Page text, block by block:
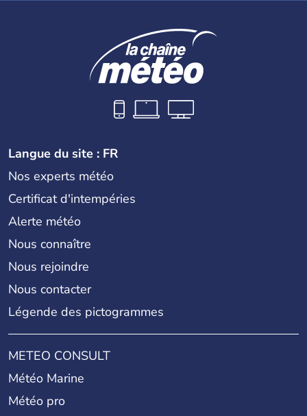
Langue du site : FR
Nos experts météo
Certificat d'intempéries
Alerte météo
Nous connaître
Nous rejoindre
Nous contacter
Légende des pictogrammes
METEO CONSULT
Météo Marine
Météo pro